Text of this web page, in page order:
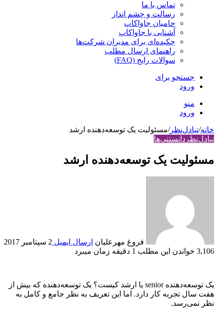
تماس با ما
رسالت و چشم انداز
حامیان جاواکاپ
آشنایی با جاواکاپ
چکیده‌ای برای مدیران شرکت‌ها
راهنمای ارسال مطلب
سوالات رایج (FAQ)
جستجو برای
ورود
منو
ورود
خانه/تبادل‌نظر/مسئولیت یک توسعه‌دهنده ارشد
تبادل‌نظر دانستنی‌ها
مسئولیت یک توسعه‌دهنده ارشد
فروغ مهرعلیان ارسال ایمیل 2 سپتامبر 2017
3,106 خواندن این مطلب 1 دقیقه زمان می‎برد
یک توسعه‌دهنده senior یا ارشد کیست؟ یک توسعه‌دهنده که بیش از
هفت سال تجربه کار دارد. اما این تعریف به نظر جامع و کامل به
نظر نمی‌رسد.